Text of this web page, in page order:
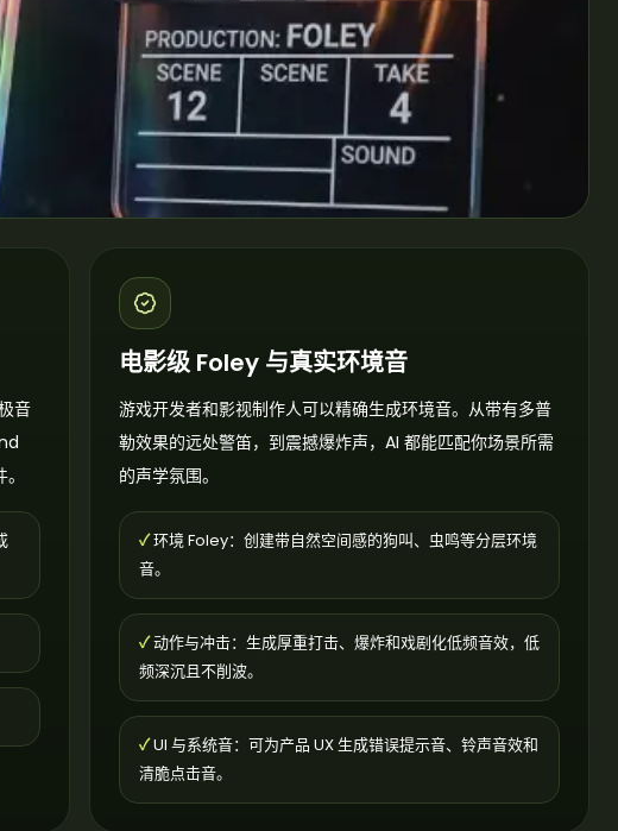
音
电影级 Foley 与真实环境音
游戏开发者和影视制作人可以精确生成环境音。从带有多普
勒效果的远处警笛，到震撼爆炸声，AI 都能匹配你场景所需
的声学氛围。
✓环境 Foley：创建带自然空间感的狗叫、虫鸣等分层环境
音。
✓动作与冲击：生成厚重打击、爆炸和戏剧化低频音效，低
频深沉且不削波。
✓UI 与系统音：可为产品 UX 生成错误提示音、铃声音效和
清脆点击音。